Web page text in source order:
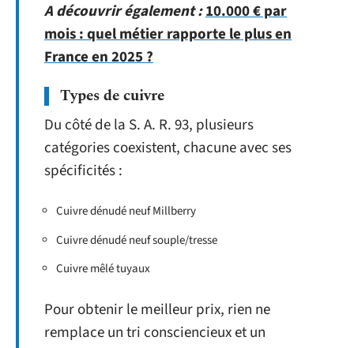
A découvrir également :10.000 € par
mois : quel métier rapporte le plus en
France en 2025 ?
Types de cuivre
Du côté de la S. A. R. 93, plusieurs
catégories coexistent, chacune avec ses
spécificités :
Cuivre dénudé neuf Millberry
Cuivre dénudé neuf souple/tresse
Cuivre mêlé tuyaux
Pour obtenir le meilleur prix, rien ne
remplace un tri consciencieux et un